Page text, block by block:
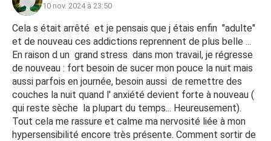
10 nov. 2024 à 23:50
Cela s était arrêté et je pensais que j étais enfin "adulte"
et de nouveau ces addictions reprennent de plus belle ...
En raison d un grand stress dans mon travail, je régresse
de nouveau : fort besoin de sucer mon pouce la nuit mais
aussi parfois en journée, besoin aussi de remettre des
couches la nuit quand l' anxiété devient forte à nouveau (
qui reste sèche la plupart du temps... Heureusement).
Tout cela me rassure et calme ma nervosité liée à mon
hypersensibilité encore très présente. Comment sortir de